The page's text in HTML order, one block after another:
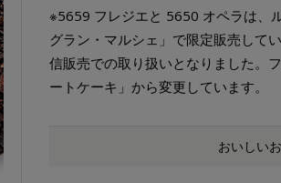
※5659 フレジエと 5650 オペラは、
グラン・マルシェ」で限定販売して
信販売での取り扱いとなりました。
ートケーキ」から変更しています。
おいしい